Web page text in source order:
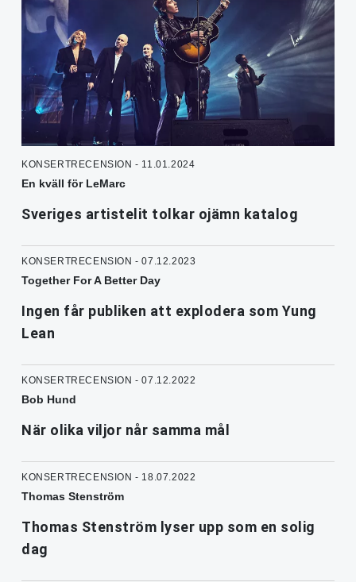
KONSERTRECENSION - 11.01.2024
En kväll för LeMarc
Sveriges artistelit tolkar ojämn katalog
KONSERTRECENSION - 07.12.2023
Together For A Better Day
Ingen får publiken att explodera som Yung
Lean
KONSERTRECENSION - 07.12.2022
Bob Hund
När olika viljor når samma mål
KONSERTRECENSION - 18.07.2022
Thomas Stenström
Thomas Stenström lyser upp som en solig
dag